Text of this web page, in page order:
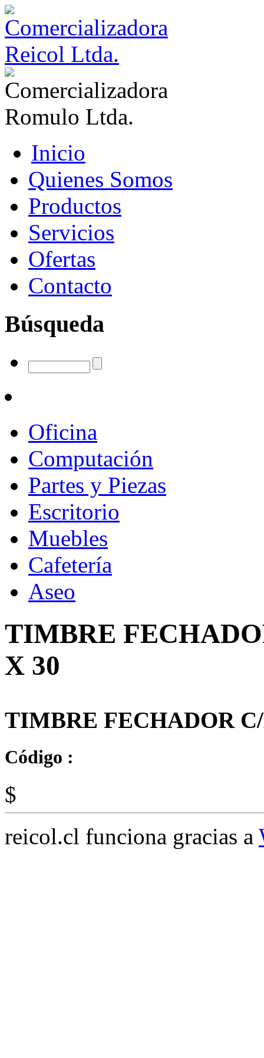
Inicio
Quienes Somos
Productos
Servicios
Ofertas
Contacto
Búsqueda
Oficina
Computación
Partes y Piezas
Escritorio
Muebles
Cafetería
Aseo
TIMBRE
X 30
TIMBRE FECHADOR
Código :
$
reicol.cl funciona gracias a